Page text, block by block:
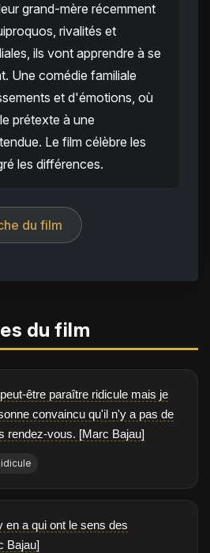
grand-mère récemment
rivalités et
ils vont apprendre à se
Une comédie familiale
et d'émotions, où
prétexte à une
Le film célèbre les
les différences.
du film
du film
être paraître ridicule mais je
convaincu qu'il n'y a pas de
rendez-vous. [Marc Bajau]
en a qui ont le sens des
Bajau]